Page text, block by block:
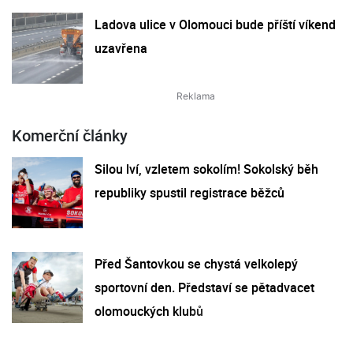
Ladova ulice v Olomouci bude příští víkend
uzavřena
Komerční články
Silou lví, vzletem sokolím! Sokolský běh
republiky spustil registrace běžců
Před Šantovkou se chystá velkolepý
sportovní den. Představí se pětadvacet
olomouckých klubů